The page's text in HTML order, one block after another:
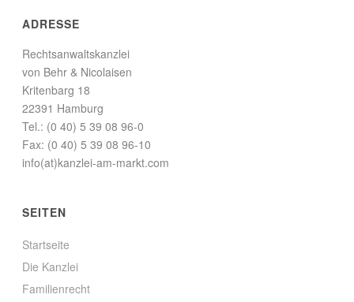
ADRESSE
Rechtsanwaltskanzlei
von Behr & Nicolaisen
Kritenbarg 18
22391 Hamburg
Tel.: (0 40) 5 39 08 96-0
Fax: (0 40) 5 39 08 96-10
info(at)kanzlei-am-markt.com
SEITEN
Startseite
Die Kanzlei
Familienrecht